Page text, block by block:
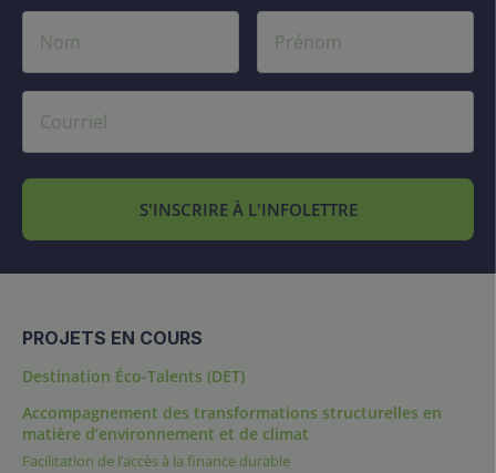
S'INSCRIRE À L'INFOLETTRE
PROJETS EN COURS
Destination Éco-Talents (DET)
Accompagnement des transformations structurelles en
matière d’environnement et de climat
Facilitation de l’accès à la finance durable